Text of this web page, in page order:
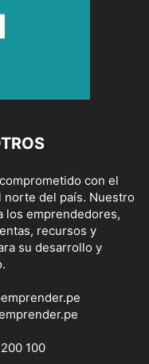
con el
del país. Nuestro
los emprendedores,
recursos y
su desarrollo y
100